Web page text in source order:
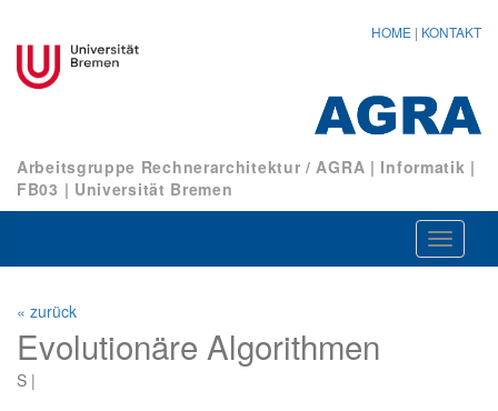
HOME | KONTAKT
Arbeitsgruppe Rechnerarchitektur / AGRA | Informatik |
FB03 | Universität Bremen
ein-/
« zurück
Evolutionäre Algorithmen
S |